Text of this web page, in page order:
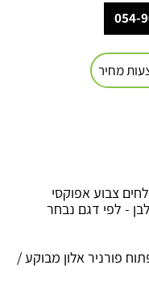
מחיר
צבוע אפוקסי
- לפי דגם נבחר
פורניר אלון מבוקע /